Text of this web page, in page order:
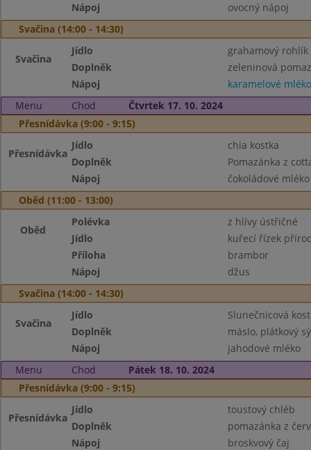
Nápoj
ovocný nápoj
Svačina (14:00 - 14:30)
Svačina
Jídlo
grahamový rohlík
Doplněk
zeleninová
Nápoj
karamelové mléko
Menu
Chod
Čtvrtek 17. 10. 2024
Přesnídávka (9:00 - 9:15)
Přesnídávka
Jídlo
chia kostka
Doplněk
Pomazánka z
Nápoj
čokoládové mléko
Oběd (11:00 - 13:00)
Oběd
Polévka
z hlívy ústřičné
Jídlo
kuřecí řízek
Příloha
brambor
Nápoj
džus
Svačina (14:00 - 14:30)
Svačina
Jídlo
Slunečnicová
Doplněk
máslo, plátkový
Nápoj
jahodové mléko
Menu
Chod
Pátek 18. 10. 2024
Přesnídávka (9:00 - 9:15)
Přesnídávka
Jídlo
toustový chléb
Doplněk
pomazánka z
Nápoj
broskvový čaj